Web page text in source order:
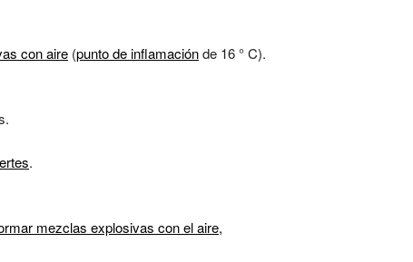
con aire (punto de inflamaciónde 16 ° C).
.
mezclas explosivas con el aire,